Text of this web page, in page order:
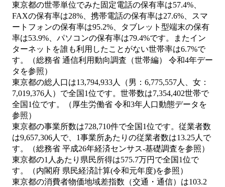
東京都の世帯単位でみた固定電話の保有率は57.4%、
FAXの保有率は28%、携帯電話の保有率は27.6%、スマ
ートフォンの保有率は95.2%、タブレット型端末の保有
率は53.9%、パソコンの保有率は79.4%です。またイン
ターネットを誰も利用したことがない世帯率は6.7%で
す。（総務省 通信利用動向調査（世帯編） 令和4年デー
タを参照）
東京都の総人口は13,794,933人（男：6,775,557人、女：
7,019,376人）で全国1位です。世帯数は7,354,402世帯で
全国1位です。（厚生労働省 令和3年人口動態データを
参照）
東京都の事業所数は728,710件で全国1位です。従業者数
は9,657,306人で、1事業所あたりの従業者数は13.25人で
す。（総務省 平成26年経済センサス‐基礎調査を参照）
東京都の1人あたり県民所得は575.7万円で全国1位で
す。（内閣府 県民経済計算(令和元年度)を参照）
東京都の消費者物価地域差指数（交通・通信）は103.2